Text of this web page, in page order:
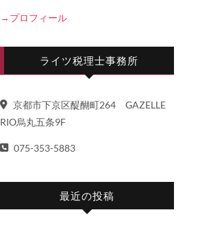
→プロフィール
ライツ税理士事務所
京都市下京区醍醐町264 GAZELLE
RIO烏丸五条9F
075-353-5883
最近の投稿